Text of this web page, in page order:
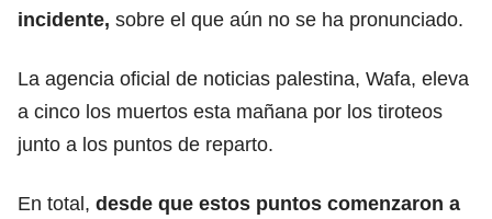
incidente, sobre el que aún no se ha pronunciado.
La agencia oficial de noticias palestina, Wafa, eleva
a cinco los muertos esta mañana por los tiroteos
junto a los puntos de reparto.
En total, desde que estos puntos comenzaron a